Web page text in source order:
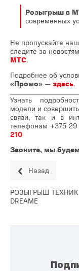
Розыгрыш в
современных
Не пропускайте
следите за
МТС.
Подробнее об
«Промо» — здесь.
Узнать
модели и
связи, так и в
телефонам +375
210
Звоните, мы
Назад
РОЗЫГРЫШ
DREAME